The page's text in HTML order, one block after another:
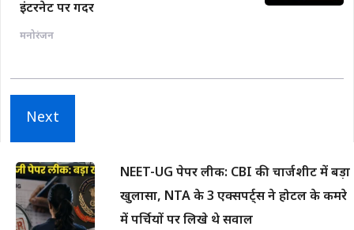
इंटरनेट पर गदर
मनोरंजन
Next
NEET-UG पेपर लीक: CBI की चार्जशीट में बड़ा
खुलासा, NTA के 3 एक्सपर्ट्स ने होटल के कमरे
में पर्चियों पर लिखे थे सवाल